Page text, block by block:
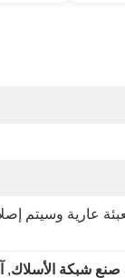
صنع شبكة الأسلاك,